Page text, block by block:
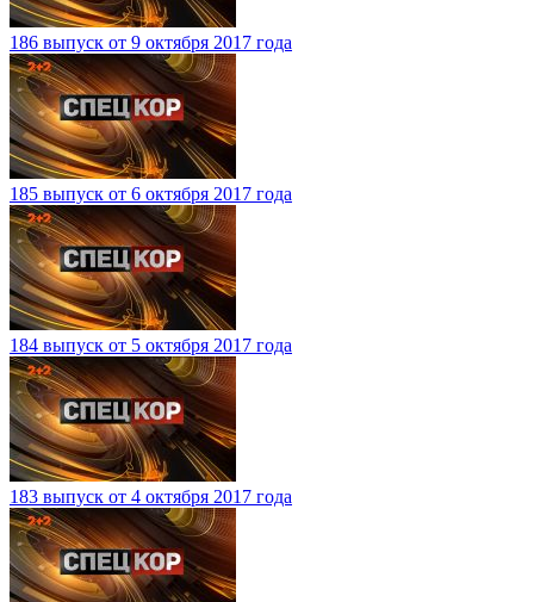
186 выпуск от 9 октября 2017 года
185 выпуск от 6 октября 2017 года
184 выпуск от 5 октября 2017 года
183 выпуск от 4 октября 2017 года